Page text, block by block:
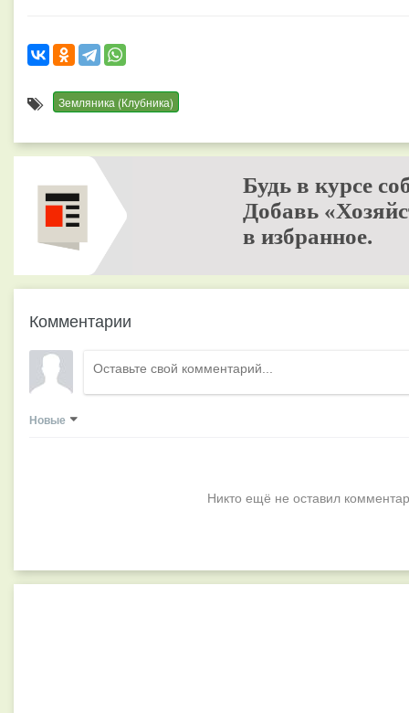
Земляника (Клубника)
Будь в курсе
Добавь
в избранное.
Комментарии
Новые
Никто ещё не оставил